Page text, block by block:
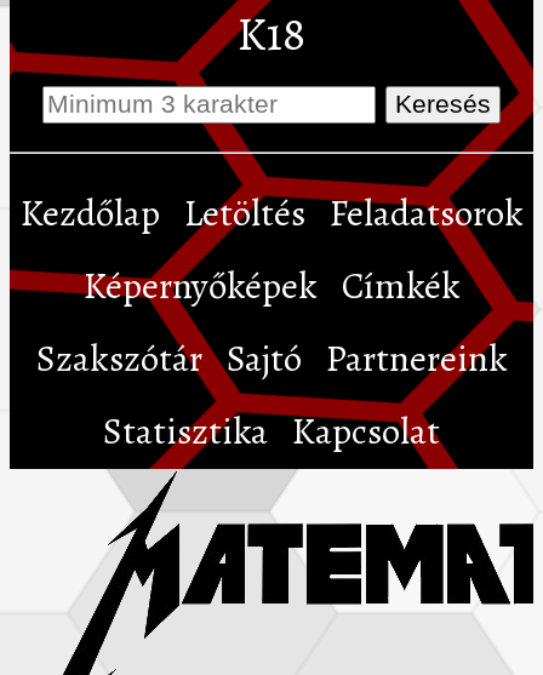
K18
Kezdőlap Letöltés Feladatsorok
Képernyőképek Címkék
Szakszótár Sajtó Partnereink
Statisztika Kapcsolat